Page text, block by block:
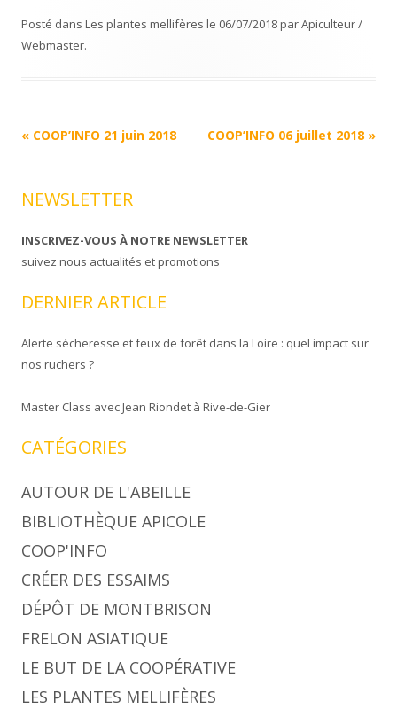
Posté dans Les plantes mellifères le 06/07/2018parApiculteur /
Webmaster.
Navigation
« COOP’INFO 21 juin 2018 COOP’INFO 06 juillet 2018 »
NEWSLETTER
INSCRIVEZ-VOUS À NOTRE NEWSLETTER
suivez nous actualités et promotions
DERNIER ARTICLE
Alerte sécheresse et feux de forêt dans la Loire : quel impact sur
nos ruchers ?
Master Class avec Jean Riondet à Rive-de-Gier
CATÉGORIES
AUTOUR DE L'ABEILLE
BIBLIOTHÈQUE APICOLE
COOP'INFO
CRÉER DES ESSAIMS
DÉPÔT DE MONTBRISON
FRELON ASIATIQUE
LE BUT DE LA COOPÉRATIVE
LES PLANTES MELLIFÈRES